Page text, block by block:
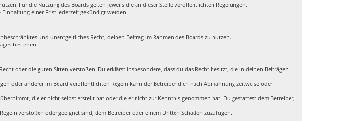
Für die Nutzung des Boards gelten jeweils die an dieser Stelle veröffentlichten Regelungen.
einer Frist jederzeit gekündigt werden.
und unentgeltliches Recht, deinen Beitrag im Rahmen des Boards zu nutzen.
bestehen.
oder die guten Sitten verstoßen. Du erklärst insbesondere, dass du das Recht besitzt, die in deinen Beiträgen
oder anderer im Board veröffentlichten Regeln kann der Betreiber dich nach Abmahnung zeitweise oder
die er nicht selbst erstellt hat oder die er nicht zur Kenntnis genommen hat. Du gestattest dem Betreiber,
verstoßen oder geeignet sind, dem Betreiber oder einem Dritten Schaden zuzufügen.